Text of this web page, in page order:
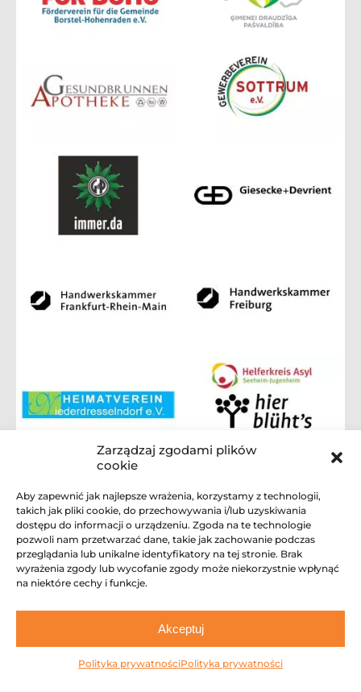
Zarządzaj zgodami plików
cookie
Aby zapewnić jak najlepsze wrażenia, korzystamy z technologii,
takich jak pliki cookie, do przechowywania i/lub uzyskiwania
dostępu do informacji o urządzeniu. Zgoda na te technologie
pozwoli nam przetwarzać dane, takie jak zachowanie podczas
przeglądania lub unikalne identyfikatory na tej stronie. Brak
wyrażenia zgody lub wycofanie zgody może niekorzystnie wpłynąć
na niektóre cechy i funkcje.
Akceptuj
Polityka prywatnościPolityka prywatności